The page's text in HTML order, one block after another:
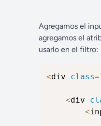
Agregamos el
agregamos el
usarlo en el filtro:
<div class=
<div
<